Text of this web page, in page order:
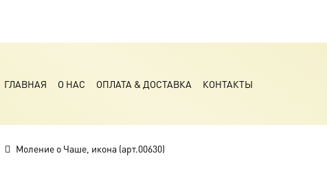
ГЛАВНАЯ О НАС ОПЛАТА & ДОСТАВКА КОНТАКТЫ
Моление о Чаше, икона (арт.00630)